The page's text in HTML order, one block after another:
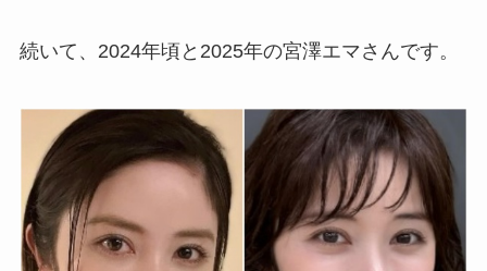
続いて、2024年頃と2025年の宮澤エマさんです。